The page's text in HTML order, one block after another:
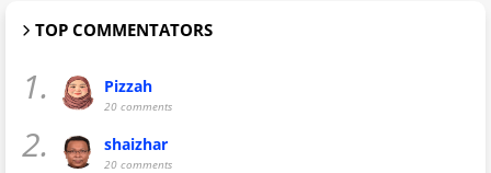
TOP COMMENTATORS
1. Pizzah
20 comments
2. shaizhar
20 comments